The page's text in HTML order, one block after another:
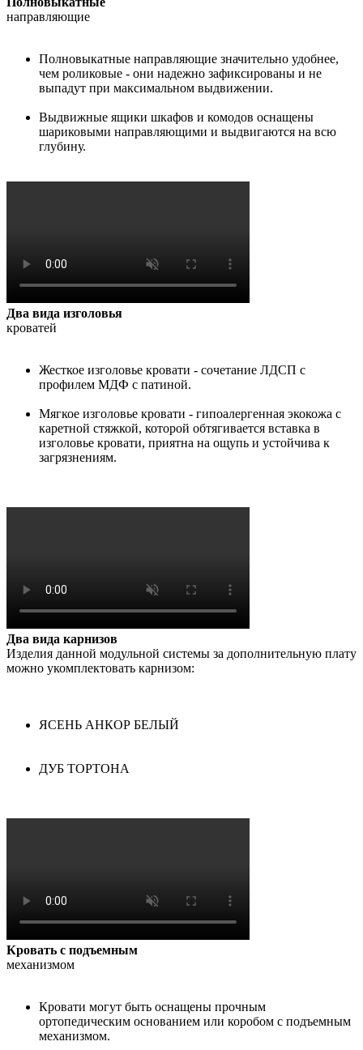
направляющие
Полновыкатные направляющие значительно удобнее,
чем роликовые - они надежно зафиксированы и не
выпадут при максимальном выдвижении.
Выдвижные ящики шкафов и комодов оснащены
шариковыми направляющими и выдвигаются на всю
глубину.
Два вида изголовья
кроватей
Жесткое изголовье кровати - сочетание ЛДСП с
профилем МДФ с патиной.
Мягкое изголовье кровати - гипоалергенная экокожа с
каретной стяжкой, которой обтягивается вставка в
изголовье кровати, приятна на ощупь и устойчива к
загрязнениям.
Два вида карнизов
Изделия данной модульной системы за дополнительную плату
можно укомплектовать карнизом:
ЯСЕНЬ АНКОР БЕЛЫЙ
ДУБ ТОРТОНА
Кровать с подъемным
механизмом
Кровати могут быть оснащены прочным
ортопедическим основанием или коробом с подъемным
механизмом.